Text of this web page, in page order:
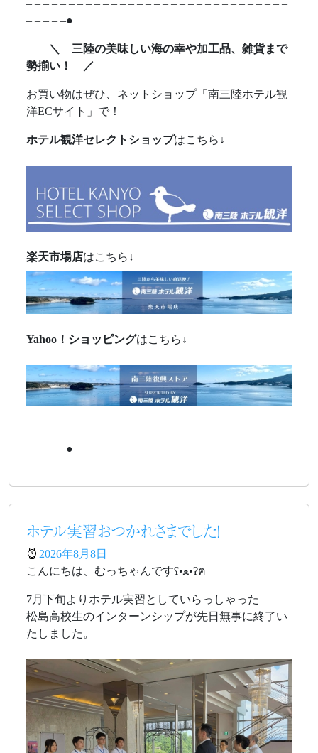
– – – – – – – – – – – – – – – – – – – – – – – – – – – – – – –
– – – – –●
＼ 三陸の美味しい海の幸や加工品、雑貨まで
勢揃い！ ／
お買い物はぜひ、ネットショップ「南三陸ホテル観
洋ECサイト」で！
ホテル観洋セレクトショップはこちら↓
楽天市場店はこちら↓
Yahoo！ ショッピングはこちら↓
– – – – – – – – – – – – – – – – – – – – – – – – – – – – – – –
– – – – –●
ホテル実習おつかれさまでした！
2026年8月8日
こんにちは、むっちゃんですʕ•ﻌ•ʔฅ
7月下旬よりホテル実習としていらっしゃった
松島高校生のインターンシップが先日無事に終了い
たしました。